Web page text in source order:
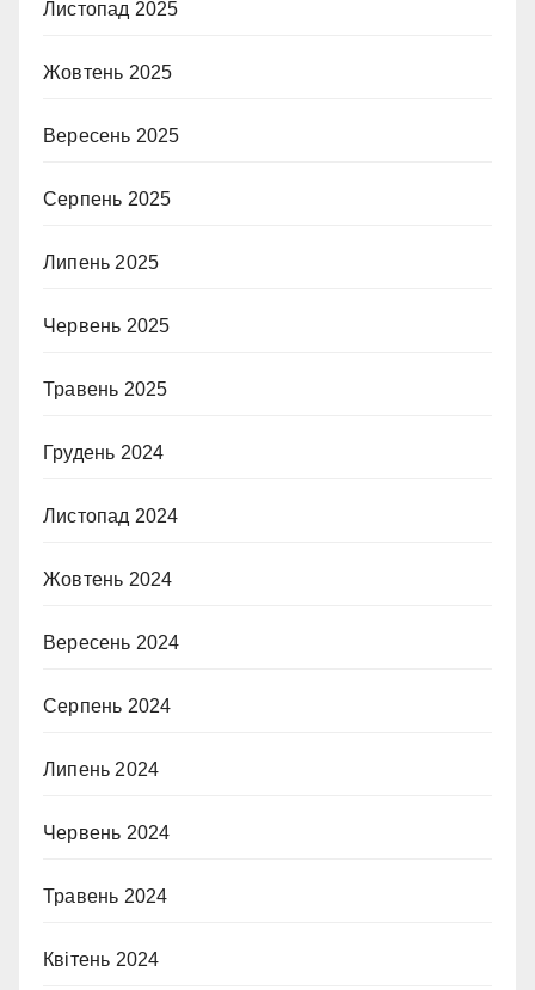
Листопад 2025
Жовтень 2025
Вересень 2025
Серпень 2025
Липень 2025
Червень 2025
Травень 2025
Грудень 2024
Листопад 2024
Жовтень 2024
Вересень 2024
Серпень 2024
Липень 2024
Червень 2024
Травень 2024
Квітень 2024